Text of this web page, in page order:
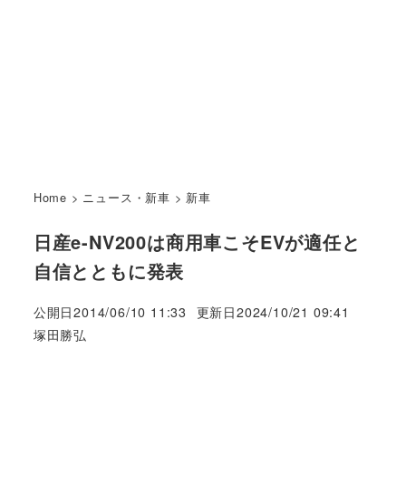
Home > ニュース・新車 > 新車
日産e-NV200は商用車こそEVが適任と
自信とともに発表
公開日2014/06/10 11:33 更新日2024/10/21 09:41
著
塚田勝弘